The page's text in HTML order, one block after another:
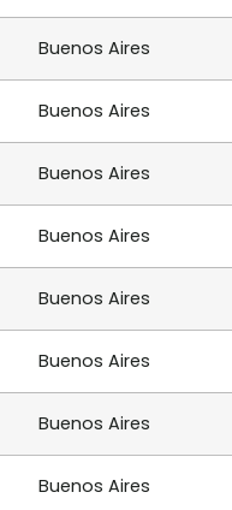
Buenos Aires
Buenos Aires
Buenos Aires
Buenos Aires
Buenos Aires
Buenos Aires
Buenos Aires
Buenos Aires